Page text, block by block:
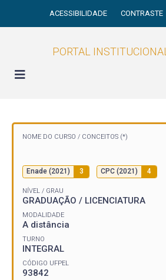
ACESSIBILIDADE CONTRASTE
PORTAL INSTITUCIONAL
NOME DO CURSO / CONCEITOS (*)
Enade (2021) 3 CPC (2021) 4
NÍVEL / GRAU
GRADUAÇÃO / LICENCIATURA
MODALIDADE
A distância
TURNO
INTEGRAL
CÓDIGO UFPEL
93842